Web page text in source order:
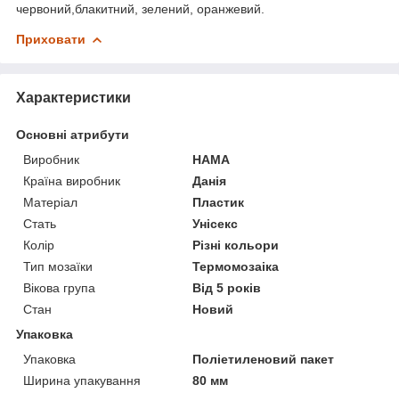
червоний,блакитний, зелений, оранжевий.
Приховати
Характеристики
Основні атрибути
Виробник
HAMA
Країна виробник
Данія
Матеріал
Пластик
Стать
Унісекс
Колір
Різні кольори
Тип мозаїки
Термомозаіка
Вікова група
Від 5 років
Стан
Новий
Упаковка
Упаковка
Поліетиленовий пакет
Ширина упакування
80 мм